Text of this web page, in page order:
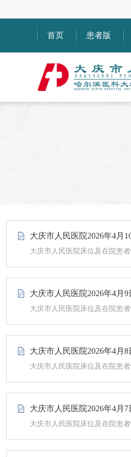
首页 患者版
大庆市人民医院2026年4月
大庆市人民医院床位及在院患
大庆市人民医院2026年4月
大庆市人民医院床位及在院患
大庆市人民医院2026年4月
大庆市人民医院床位及在院患
大庆市人民医院2026年4月
大庆市人民医院床位及在院患